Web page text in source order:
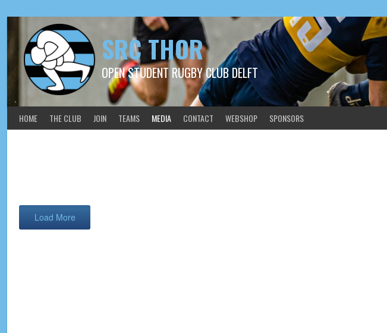
SRC THOR
OPEN STUDENT RUGBY CLUB DELFT
HOME THE CLUB JOIN TEAMS MEDIA CONTACT WEBSHOP SPONSORS
Load More